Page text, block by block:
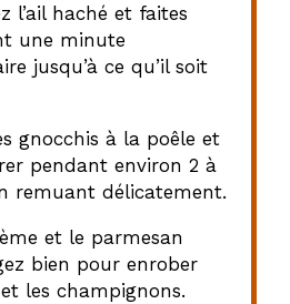
l’ail haché et faites
une minute
jusqu’à ce qu’il soit
gnocchis à la poêle et
pendant environ 2 à
remuant délicatement.
et le parmesan
bien pour enrober
les champignons.